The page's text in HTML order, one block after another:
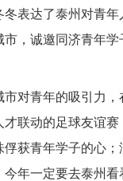
冬表达了泰州对青
市，诚邀同济青年学
市对青年的吸引力
才联动的足球友谊赛
俘获青年学子的心
年一定要去泰州看